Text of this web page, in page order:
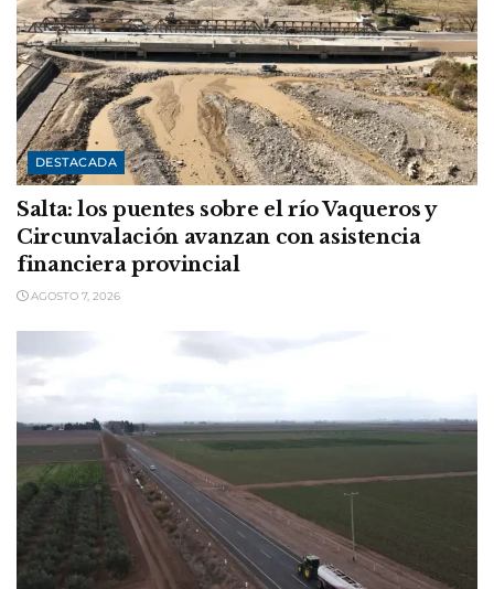
DESTACADA
Salta: los puentes sobre el río Vaqueros y
Circunvalación avanzan con asistencia
financiera provincial
AGOSTO 7, 2026